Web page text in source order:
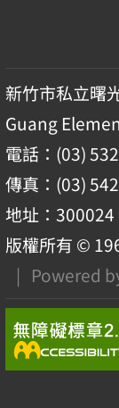
新竹市私立
Guang
電話：(03)
傳真：(03)
地址：
版權所有 ©
| Powered